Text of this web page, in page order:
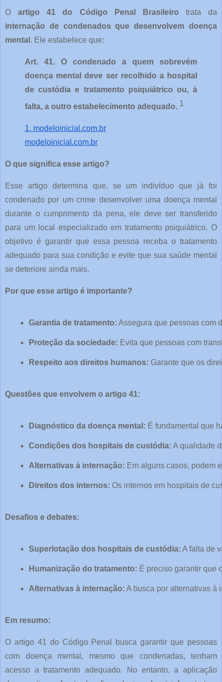
Oartigo 41 do Código Penal Brasileiro trata da
internação de condenados que desenvolvem doença
mental . Ele estabelece que:
Art. 41. O condenado a quem sobrevém
doença mental deve ser recolhido a hospital
de custódia e tratamento psiquiátrico ou, à
falta, a outro estabelecimento adequado. 1
1. modeloinicial.com.br
modeloinicial.com.br
O que significa esse artigo?
Esse artigo determina que, se um indivíduo que já foi
condenado por um crime desenvolver uma doença mental
durante o cumprimento da pena, ele deve ser transferido
para um local especializado em tratamento psiquiátrico. O
objetivo é garantir que essa pessoa receba o tratamento
adequado para sua condição e evite que sua saúde mental
se deteriore ainda mais.
Por que esse artigo é importante?
Garantia de tratamento: Assegura que pessoas com
Proteção da sociedade: Evita que pessoas com
Respeito aos direitos humanos: Garante que os
Questões que envolvem o artigo 41:
Diagnóstico da doença mental: É fundamental que
Condições dos hospitais de custódia: A qualidade
Alternativas à internação: Em alguns casos, podem
Direitos dos internos: Os internos em hospitais de
Desafios e debates:
Superlotação dos hospitais de custódia: A falta de
Humanização do tratamento: É preciso garantir que
Alternativas à internação: A busca por alternativas à
Em resumo:
O artigo 41 do Código Penal busca garantir que pessoas
com doença mental, mesmo que condenadas, tenham
acesso a tratamento adequado. No entanto, a aplicação